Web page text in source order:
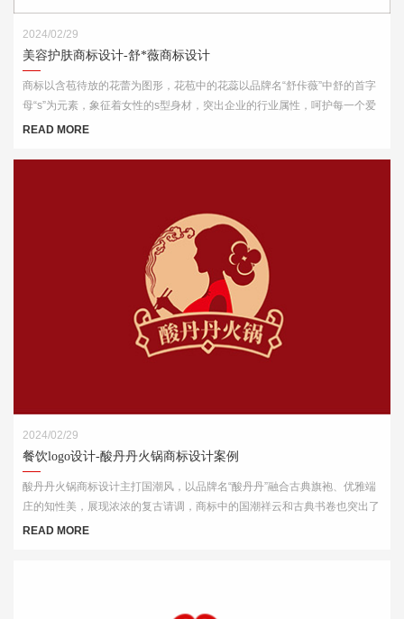
2024/02/29
美容护肤商标设计-舒*薇商标设计
商标以含苞待放的花蕾为图形，花苞中的花蕊以品牌名“舒佧薇”中舒的首字
母“s”为元素，象征着女性的s型身材，突出企业的行业属性，呵护每一个爱
美的你。
READ MORE
2024/02/29
餐饮logo设计-酸丹丹火锅商标设计案例
酸丹丹火锅商标设计主打国潮风，以品牌名“酸丹丹”融合古典旗袍、优雅端
庄的知性美，展现浓浓的复古请调，商标中的国潮祥云和古典书卷也突出了
中式元素，“祥云”又代表了吉祥，喜庆，幸福，更有人间烟火的气息，象征
READ MORE